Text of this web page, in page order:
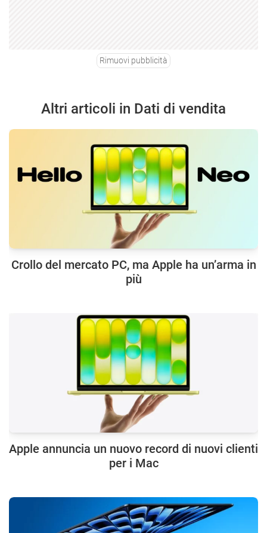
Rimuovi pubblicità
Altri articoli in Dati di vendita
Crollo del mercato PC, ma Apple ha un’arma in
più
Apple annuncia un nuovo record di nuovi clienti
per i Mac